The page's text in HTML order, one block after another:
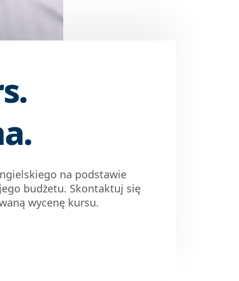
na podstawie
budżetu. Skontaktuj się
wycenę kursu.